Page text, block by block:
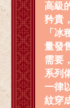
高級
矜貴
「
量發
需要
系列
一律
紋穿